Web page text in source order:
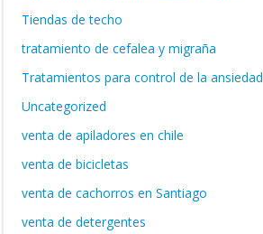
Tiendas de techo
tratamiento de cefalea y migraña
Tratamientos para control de la ansiedad
Uncategorized
venta de apiladores en chile
venta de bicicletas
venta de cachorros en Santiago
venta de detergentes